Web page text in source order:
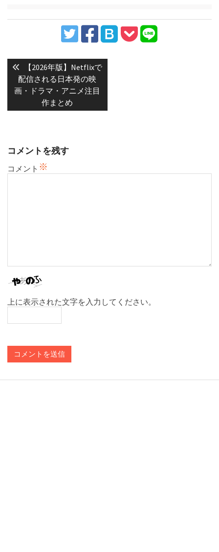
稿
ビ
ン
Previous
post:
【2026年版】Netflixで
配信される日本発の映
画・ドラマ・アニメ注目
作まとめ
コメントを残す
コメント ※
上に表示された文字を入力してください。